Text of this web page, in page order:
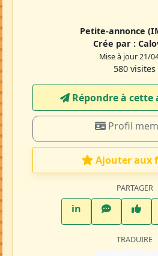
Petite-annonce
Crée par :
Mise à jour 21/
580 visites
Répondre à cette
Profil
Ajouter aux
PARTAGER
inLinkedInWhatsApp
TRADUIRE